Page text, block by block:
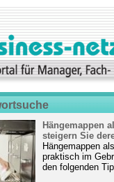
Hängemappen
steigern Sie
Hängemappen
praktisch im
den folgenden